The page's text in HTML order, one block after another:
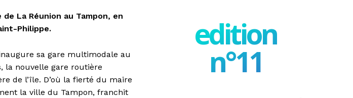
La Réunion au Tampon, en
Philippe.
sa gare multimodale au
la nouvelle gare routière
de l’île. D’où la fierté du maire
la ville du Tampon, franchit
edition
n°11